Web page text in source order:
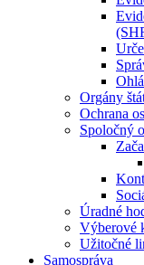
Orgány
Ochrana
Spoločný
Úradné
Výberové
Užitočné
Samospráva